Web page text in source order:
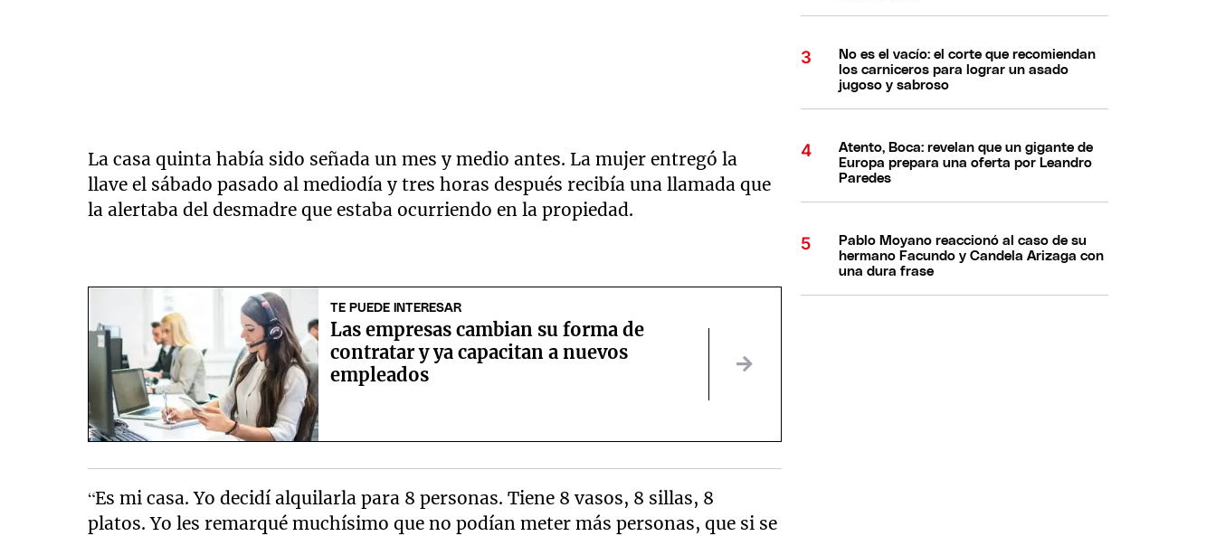
La casa quinta había sido señada un mes y medio antes. La mujer entregó la
llave el sábado pasado al mediodía y tres horas después recibía una llamada que
la alertaba del desmadre que estaba ocurriendo en la propiedad.
TE PUEDE INTERESAR
Las empresas cambian su forma de
contratar y ya capacitan a nuevos
empleados
“Es mi casa. Yo decidí alquilarla para 8 personas. Tiene 8 vasos, 8 sillas, 8
platos. Yo les remarqué muchísimo que no podían meter más personas, que si se
No es el vacío: el corte que recomiendan
los carniceros para lograr un asado
jugoso y sabroso
Atento, Boca: revelan que un gigante de
Europa prepara una oferta por Leandro
Paredes
Pablo Moyano reaccionó al caso de su
hermano Facundo y Candela Arizaga con
una dura frase